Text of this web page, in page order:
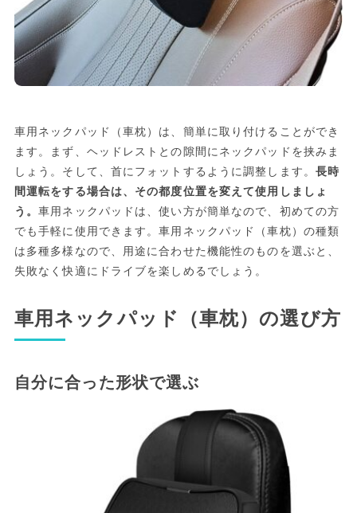
車用ネックパッド（車枕）は、簡単に取り付けることができ
ます。まず、ヘッドレストとの隙間にネックパッドを挟みま
しょう。そして、首にフォットするように調整します。 長時
間運転をする場合は、その都度位置を変えて使用しましょ
う。車用ネックパッドは、使い方が簡単なので、初めての方
でも手軽に使用できます。車用ネックパッド（車枕）の種類
は多種多様なので、用途に合わせた機能性のものを選ぶと、
失敗なく快適にドライブを楽しめるでしょう。
車用ネックパッド（車枕）の選び方
自分に合った形状で選ぶ